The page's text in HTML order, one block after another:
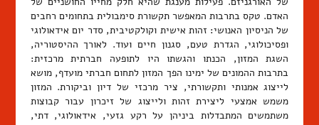
האדם. טקס בתרבות המאפשר תקשורת סימבולית בתחומים רחבים
של הניסיון האנושי: זהות אישית וקולקטיבית, סדר יום אידאולוגי
ופסיכולוגי, הגדרת טעם, סגנון חיים ועוד. לאורך ההיסטוריה,
השגת המזון, הכנתו והגשתו היו לתופעה חברתית מרכזית:
בתרבות ההמונים של ימינו הפך המזון לתחום חברתי מועדף, מושא
לייצוג אמנותי ותקשורתי, ציר מרכזי של דיון וביקורת. המזון
משמש אמצעי ליצירת זהות ולייצוג של זיכרון עבור קבוצות
משתמשים המתבדלות ביניהן על רקע גזעי, אידאולוגי, דתי,